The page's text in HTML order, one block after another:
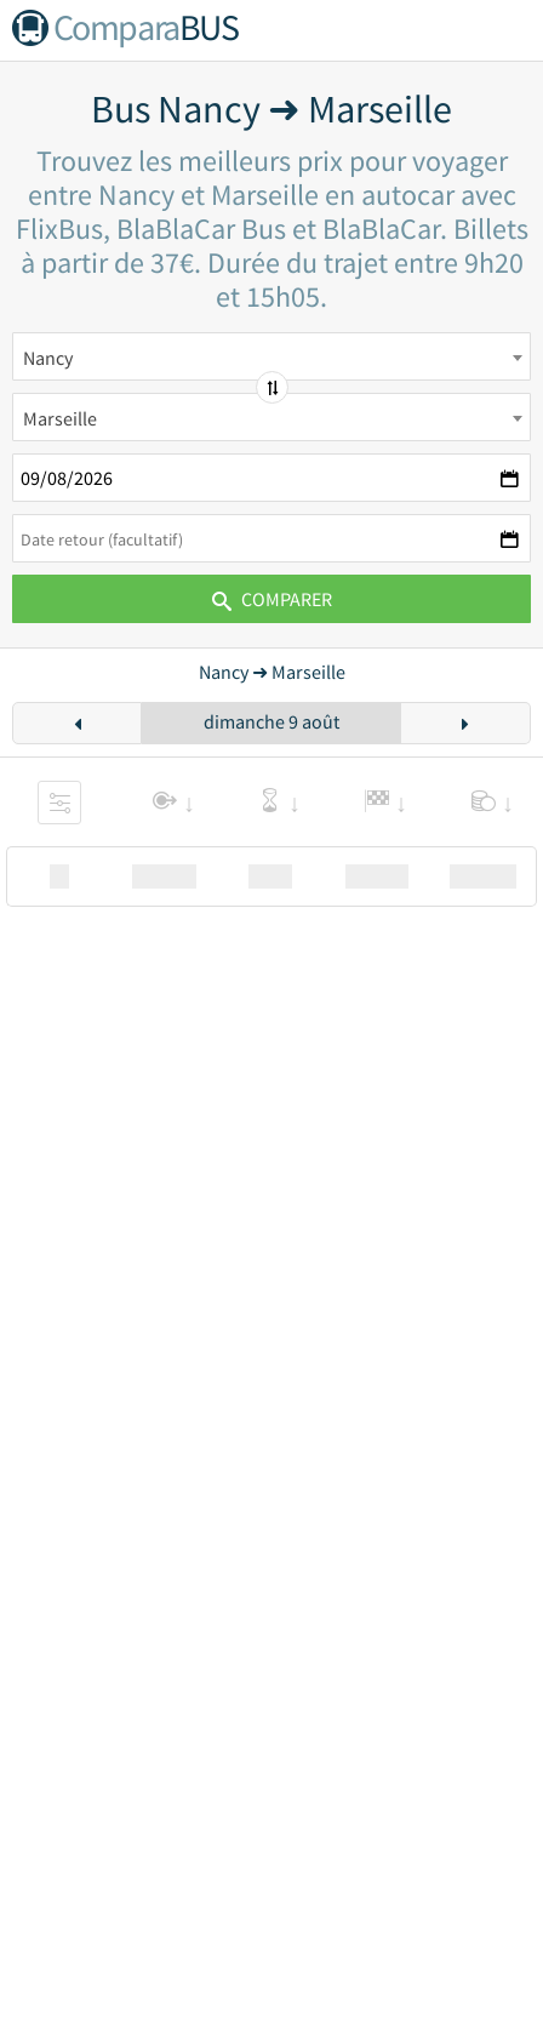
ComparaBUS
Bus Nancy ➜ Marseille
Trouvez les meilleurs prix pour voyager
entre Nancy et Marseille en autocar avec
FlixBus, BlaBlaCar Bus et BlaBlaCar. Billets
à partir de 37€. Durée du trajet entre 9h20
et 15h05.
Nancy
Marseille
COMPARER
Nancy ➜ Marseille
dimanche 9 août